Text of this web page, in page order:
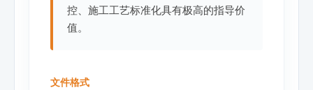
控、施工工艺标准化具有极高的指导价
值。
文件格式